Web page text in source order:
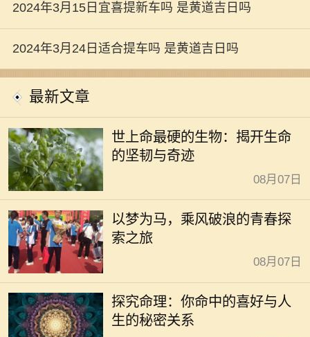
2024年3月15日宜喜提新车吗 是黄道吉日吗
2024年3月24日适合提车吗 是黄道吉日吗
最新文章
世上命最硬的生物：揭开生命
的坚韧与奇迹
08月07日
以梦为马，乘风破浪的青春探
索之旅
08月07日
探究命理：你命中的喜好与人
生的秘密关系